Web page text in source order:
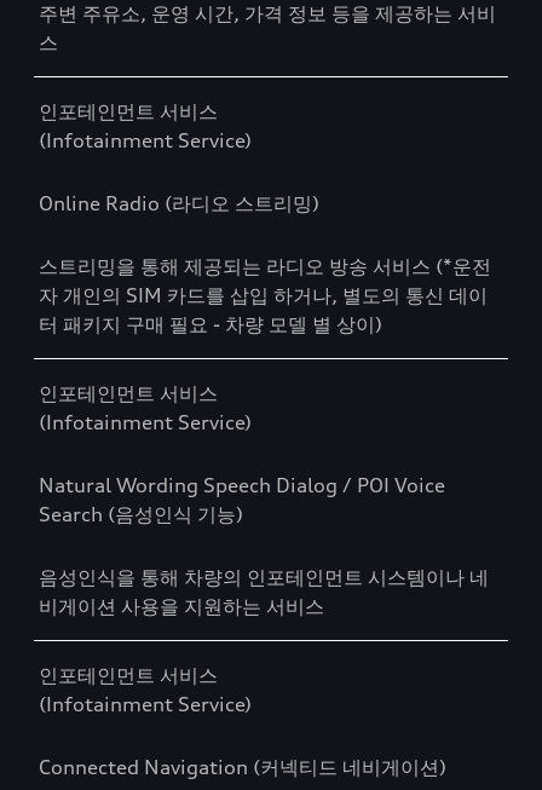
주변 주유소, 운영 시간, 가격 정보 등을 제공하는 서비
스
인포테인먼트 서비스
(Infotainment Service)
Online Radio (라디오 스트리밍)
스트리밍을 통해 제공되는 라디오 방송 서비스 (*운전
자 개인의 SIM 카드를 삽입 하거나, 별도의 통신 데이
터 패키지 구매 필요 - 차량 모델 별 상이)
인포테인먼트 서비스
(Infotainment Service)
Natural Wording Speech Dialog / POI Voice
Search (음성인식 기능)
음성인식을 통해 차량의 인포테인먼트 시스템이나 네
비게이션 사용을 지원하는 서비스
인포테인먼트 서비스
(Infotainment Service)
Connected Navigation (커넥티드 네비게이션)